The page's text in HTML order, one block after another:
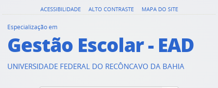
ACESSIBILIDADE ALTO CONTRASTE MAPA DO SITE
Especialização em
Gestão Escolar - EAD
UNIVERSIDADE FEDERAL DO RECÔNCAVO DA BAHIA